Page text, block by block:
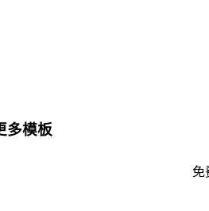
多模板
免